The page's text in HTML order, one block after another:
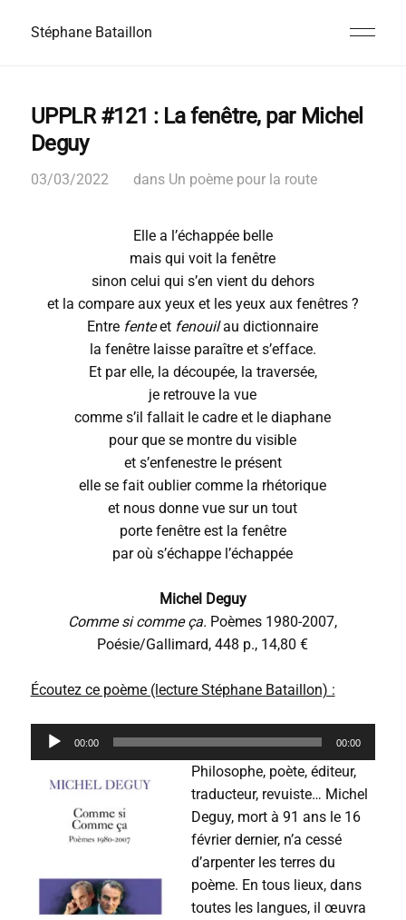
Stéphane Bataillon
UPPLR #121 : La fenêtre, par Michel
Deguy
03/03/2022 dans Un poème pour la route
Elle a l’échappée belle
mais qui voit la fenêtre
sinon celui qui s’en vient du dehors
et la compare aux yeux et les yeux aux fenêtres ?
Entre fenteet fenouilau dictionnaire
la fenêtre laisse paraître et s’efface.
Et par elle, la découpée, la traversée,
je retrouve la vue
comme s’il fallait le cadre et le diaphane
pour que se montre du visible
et s’enfenestre le présent
elle se fait oublier comme la rhétorique
et nous donne vue sur un tout
porte fenêtre est la fenêtre
par où s’échappe l’échappée
Michel Deguy
Comme si comme ça. Poèmes 1980-2007,
Poésie/Gallimard, 448 p., 14,80 €
Écoutez ce poème (lecture Stéphane Bataillon) :
c
00:00 00:00
Philosophe, poète, éditeur,
traducteur, revuiste… Michel
Deguy, mort à 91 ans le 16
février dernier, n’a cessé
d’arpenter les terres du
poème. En tous lieux, dans
toutes les langues, il œuvra